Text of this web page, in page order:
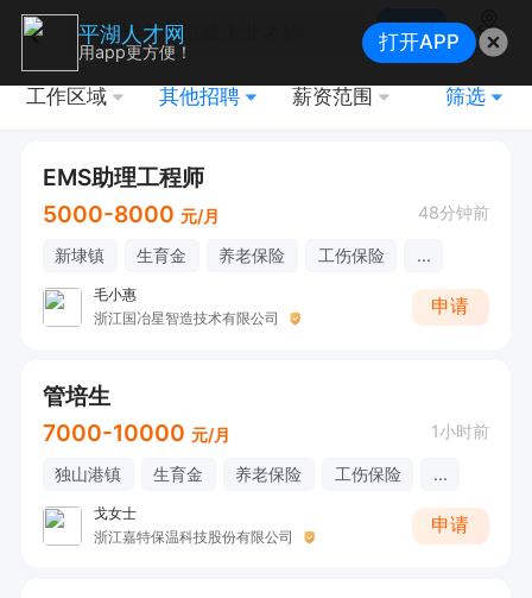
搜索
地图
工作区域 其他招聘 薪资范围 筛选
EMS助理工程师
5000-8000 元/月 48分钟前
新埭镇 生育金 养老保险 工伤保险 ...
毛小惠
浙江国冶星智造技术有限公司
申请
管培生
7000-10000 元/月 1小时前
独山港镇 生育金 养老保险 工伤保险 ...
戈女士
浙江嘉特保温科技股份有限公司
申请
平湖人才网
用app更方便！ 打开APP